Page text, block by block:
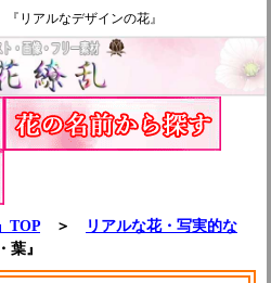
リアルなデザインの花』
TOP ＞
リアルな花・写実的な
』